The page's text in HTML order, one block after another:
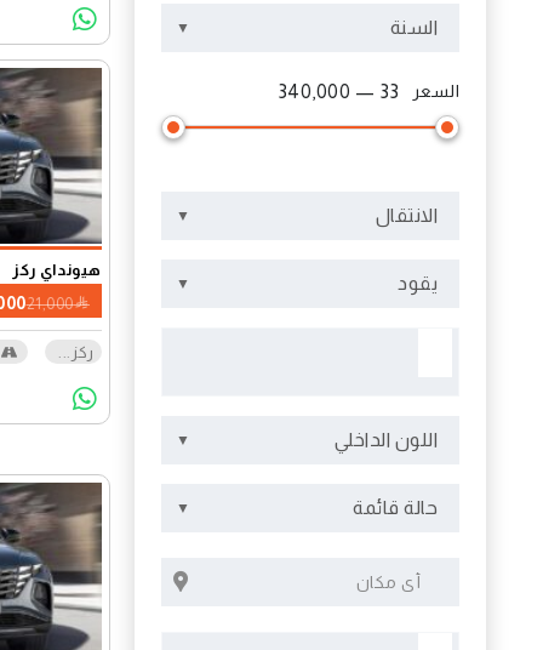
السنة
السعر 33 — 340,000
الانتقال
يقود
اللون الداخلي
حالة قائمة
21,000
هيونداي ركز
ركز ...